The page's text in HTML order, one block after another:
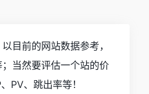
目前的网站数据参考，
当然要评估一个站的价
PV、跳出率等！